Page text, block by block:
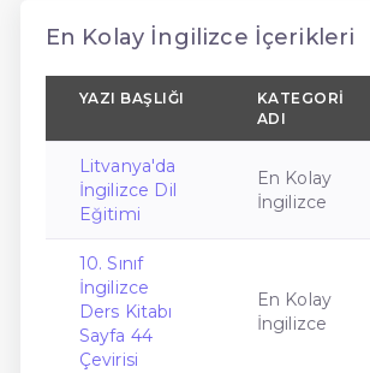
En Kolay İngilizce İçerikleri
YAZI BAŞLIĞI
KATEGORI
ADI
Litvanya'da
İngilizce Dil
Eğitimi
En Kolay
İngilizce
10. Sınıf
İngilizce
Ders Kitabı
Sayfa 44
Çevirisi
En Kolay
İngilizce